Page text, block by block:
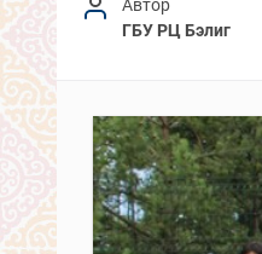
Автор
ГБУ РЦ Бэлиг